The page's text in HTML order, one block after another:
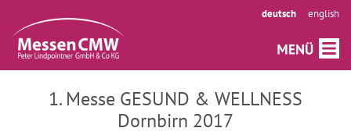
deutsch english
1. Messe GESUND & WELLNESS
Dornbirn 2017